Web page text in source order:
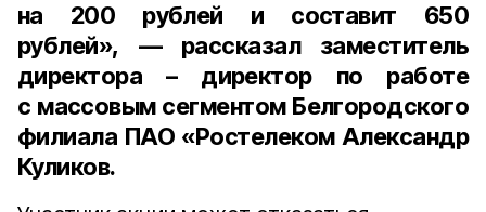
на 200 рублей и составит 650
рублей», — рассказал заместитель
директора – директор по работе
с массовым сегментом Белгородского
филиала ПАО «Ростелеком Александр
Куликов.